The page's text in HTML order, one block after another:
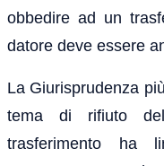
obbedire ad un
datore deve essere
La Giurisprudenza
tema di rifiuto
trasferimento ha